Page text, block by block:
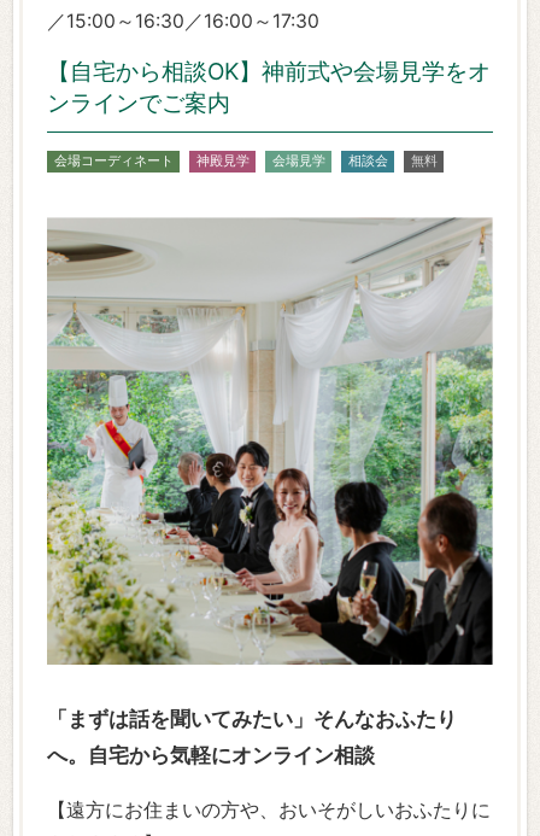
／15:00～16:30／16:00～17:30
【自宅から相談OK】神前式や会場見学をオ
ンラインでご案内
会場コーディネート 神殿見学 会場見学 相談会 無料
「まずは話を聞いてみたい」そんなおふたり
へ。自宅から気軽にオンライン相談
【遠方にお住まいの方や、おいそがしいおふたりに